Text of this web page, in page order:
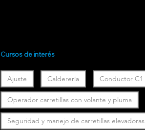
Cursos de interés
Ajuste Calderería Conductor C1
Operador carretillas con volante y pluma
Seguridad y manejo de carretillas elevadoras